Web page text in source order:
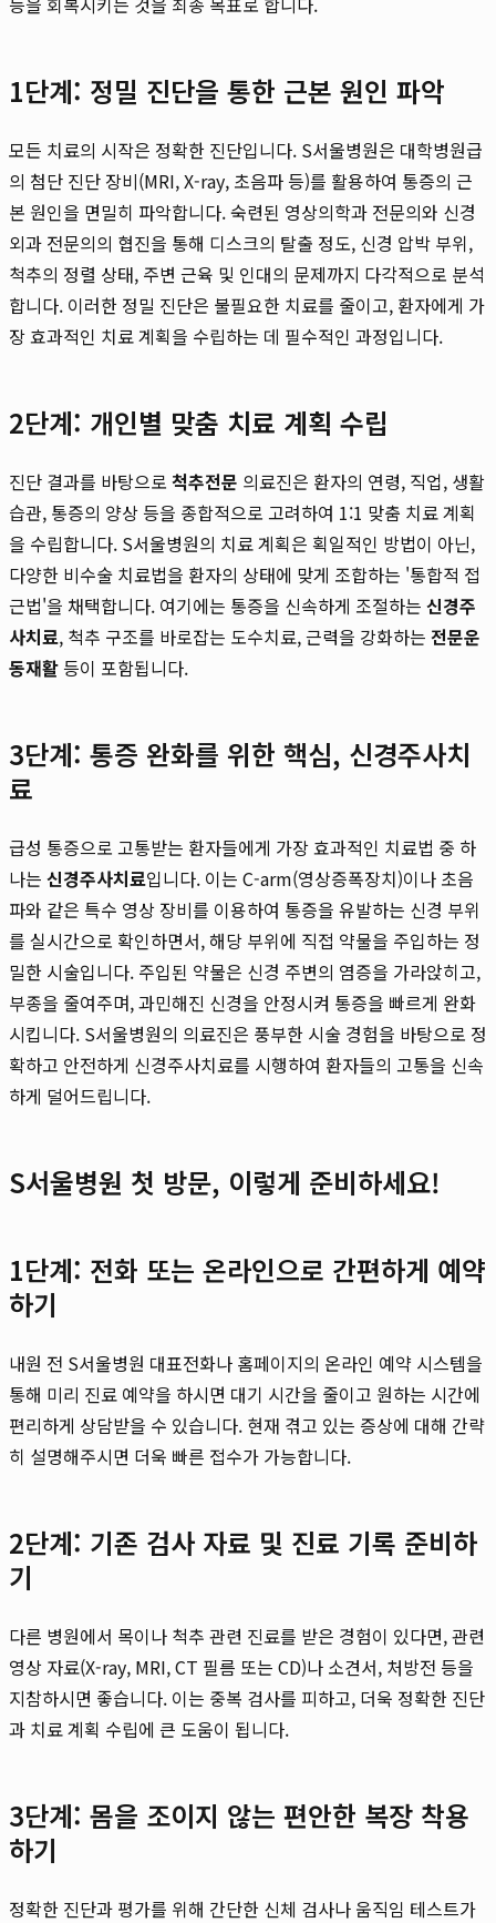
1단계: 정밀 진단을 통한 근본 원인 파악
모든 치료의 시작은 정확한 진단입니다. S서울병원은 대학병원급
의 첨단 진단 장비(MRI, X-ray, 초음파 등)를 활용하여 통증의 근
본 원인을 면밀히 파악합니다. 숙련된 영상의학과 전문의와 신경
외과 전문의의 협진을 통해 디스크의 탈출 정도, 신경 압박 부위,
척추의 정렬 상태, 주변 근육 및 인대의 문제까지 다각적으로 분석
합니다. 이러한 정밀 진단은 불필요한 치료를 줄이고, 환자에게 가
장 효과적인 치료 계획을 수립하는 데 필수적인 과정입니다.
2단계: 개인별 맞춤 치료 계획 수립
진단 결과를 바탕으로 척추전문 의료진은 환자의 연령, 직업, 생활
습관, 통증의 양상 등을 종합적으로 고려하여 1:1 맞춤 치료 계획
을 수립합니다. S서울병원의 치료 계획은 획일적인 방법이 아닌,
다양한 비수술 치료법을 환자의 상태에 맞게 조합하는 '통합적 접
근법'을 채택합니다. 여기에는 통증을 신속하게 조절하는 신경주
사치료, 척추 구조를 바로잡는 도수치료, 근력을 강화하는 전문운
동재활 등이 포함됩니다.
3단계: 통증 완화를 위한 핵심, 신경주사치
료
급성 통증으로 고통받는 환자들에게 가장 효과적인 치료법 중 하
나는 신경주사치료입니다. 이는 C-arm(영상증폭장치)이나 초음
파와 같은 특수 영상 장비를 이용하여 통증을 유발하는 신경 부위
를 실시간으로 확인하면서, 해당 부위에 직접 약물을 주입하는 정
밀한 시술입니다. 주입된 약물은 신경 주변의 염증을 가라앉히고,
부종을 줄여주며, 과민해진 신경을 안정시켜 통증을 빠르게 완화
시킵니다. S서울병원의 의료진은 풍부한 시술 경험을 바탕으로 정
확하고 안전하게 신경주사치료를 시행하여 환자들의 고통을 신속
하게 덜어드립니다.
S서울병원 첫 방문, 이렇게 준비하세요!
1단계: 전화 또는 온라인으로 간편하게 예약
하기
내원 전 S서울병원 대표전화나 홈페이지의 온라인 예약 시스템을
통해 미리 진료 예약을 하시면 대기 시간을 줄이고 원하는 시간에
편리하게 상담받을 수 있습니다. 현재 겪고 있는 증상에 대해 간략
히 설명해주시면 더욱 빠른 접수가 가능합니다.
2단계: 기존 검사 자료 및 진료 기록 준비하
기
다른 병원에서 목이나 척추 관련 진료를 받은 경험이 있다면, 관련
영상 자료(X-ray, MRI, CT 필름 또는 CD)나 소견서, 처방전 등을
지참하시면 좋습니다. 이는 중복 검사를 피하고, 더욱 정확한 진단
과 치료 계획 수립에 큰 도움이 됩니다.
3단계: 몸을 조이지 않는 편안한 복장 착용
하기
정확한 진단과 평가를 위해 간단한 신체 검사나 움직임 테스트가